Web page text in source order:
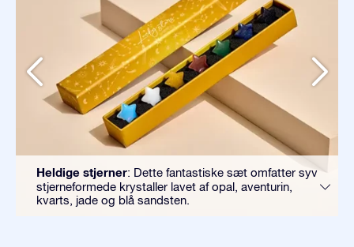
Heldige stjerner: Dette fantastiske sæt omfatter syv
stjerneformede krystaller lavet af opal, aventurin,
kvarts, jade og blå sandsten.